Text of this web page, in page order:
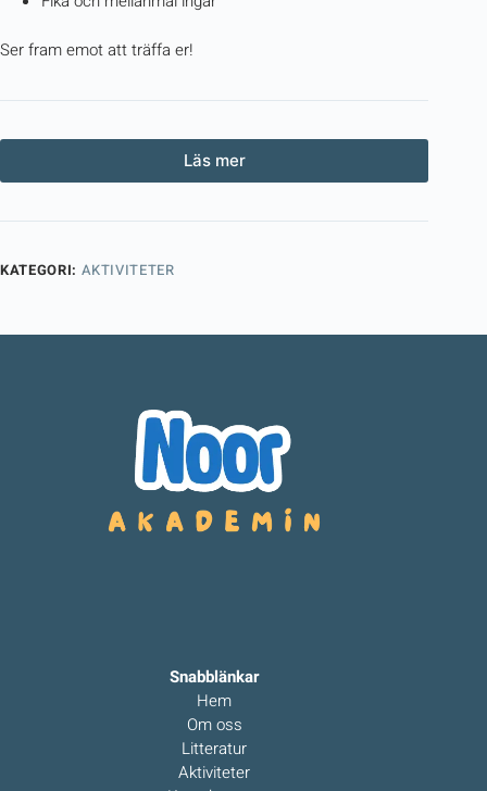
Ser fram emot att träffa er!
Läs mer
KATEGORI: AKTIVITETER
Snabblänkar
Hem
Om oss
Litteratur
Aktiviteter